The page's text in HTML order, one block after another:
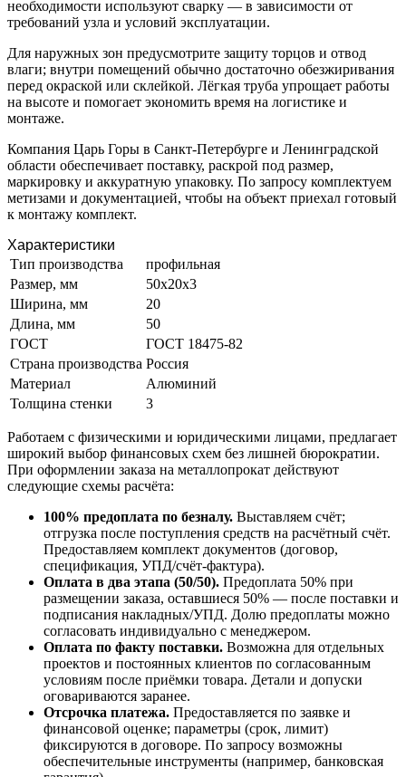
необходимости используют сварку — в зависимости от
требований узла и условий эксплуатации.
Для наружных зон предусмотрите защиту торцов и отвод
влаги; внутри помещений обычно достаточно обезжиривания
перед окраской или склейкой. Лёгкая труба упрощает работы
на высоте и помогает экономить время на логистике и
монтаже.
Компания Царь Горы в Санкт-Петербурге и Ленинградской
области обеспечивает поставку, раскрой под размер,
маркировку и аккуратную упаковку. По запросу комплектуем
метизами и документацией, чтобы на объект приехал готовый
к монтажу комплект.
Характеристики
Тип производства
профильная
Размер, мм
50х20х3
Ширина, мм
20
Длина, мм
50
ГОСТ
ГОСТ 18475-82
Страна производства Россия
Материал
Алюминий
Толщина стенки
3
Работаем с физическими и юридическими лицами, предлагает
широкий выбор финансовых схем без лишней бюрократии.
При оформлении заказа на металлопрокат действуют
следующие схемы расчёта:
100% предоплата по безналу. Выставляем счёт;
отгрузка после поступления средств на расчётный счёт.
Предоставляем комплект документов (договор,
спецификация, УПД/счёт-фактура).
Оплата в два этапа (50/50). Предоплата 50% при
размещении заказа, оставшиеся 50% — после поставки и
подписания накладных/УПД. Долю предоплаты можно
согласовать индивидуально с менеджером.
Оплата по факту поставки. Возможна для отдельных
проектов и постоянных клиентов по согласованным
условиям после приёмки товара. Детали и допуски
оговариваются заранее.
Отсрочка платежа. Предоставляется по заявке и
финансовой оценке; параметры (срок, лимит)
фиксируются в договоре. По запросу возможны
обеспечительные инструменты (например, банковская